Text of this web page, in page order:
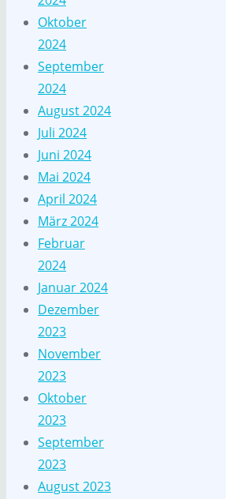
Oktober
2024
September
2024
August 2024
Juli 2024
Juni 2024
Mai 2024
April 2024
März 2024
Februar
2024
Januar 2024
Dezember
2023
November
2023
Oktober
2023
September
2023
August 2023